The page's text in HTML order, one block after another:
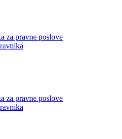
za pravne poslove
za pravne poslove